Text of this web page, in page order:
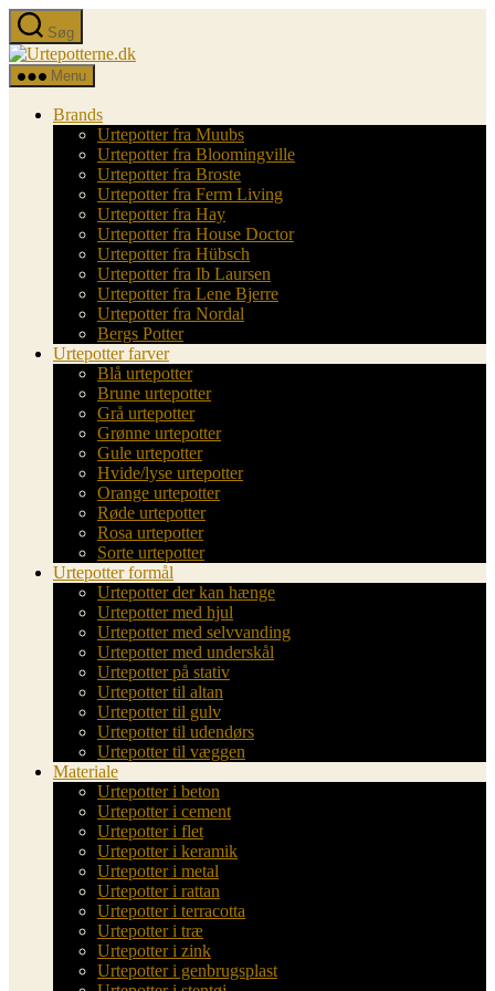
Spring
til
indholdet
Søg
Urtepotterne.dk
Menu
Brands
Urtepotter fra Muubs
Urtepotter fra Bloomingville
Urtepotter fra Broste
Urtepotter fra Ferm Living
Urtepotter fra Hay
Urtepotter fra House Doctor
Urtepotter fra Hübsch
Urtepotter fra Ib Laursen
Urtepotter fra Lene Bjerre
Urtepotter fra Nordal
Bergs Potter
Urtepotter farver
Blå urtepotter
Brune urtepotter
Grå urtepotter
Grønne urtepotter
Gule urtepotter
Hvide/lyse urtepotter
Orange urtepotter
Røde urtepotter
Rosa urtepotter
Sorte urtepotter
Urtepotter formål
Urtepotter der kan hænge
Urtepotter med hjul
Urtepotter med selvvanding
Urtepotter med underskål
Urtepotter på stativ
Urtepotter til altan
Urtepotter til gulv
Urtepotter til udendørs
Urtepotter til væggen
Materiale
Urtepotter i beton
Urtepotter i cement
Urtepotter i flet
Urtepotter i keramik
Urtepotter i metal
Urtepotter i rattan
Urtepotter i terracotta
Urtepotter i træ
Urtepotter i zink
Urtepotter i genbrugsplast